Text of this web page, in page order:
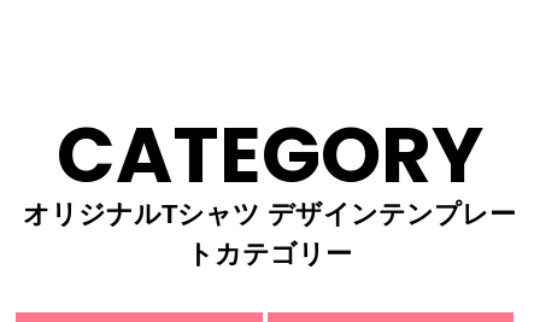
CATEGORY
オリジナルTシャツ デザインテンプレー
トカテゴリー